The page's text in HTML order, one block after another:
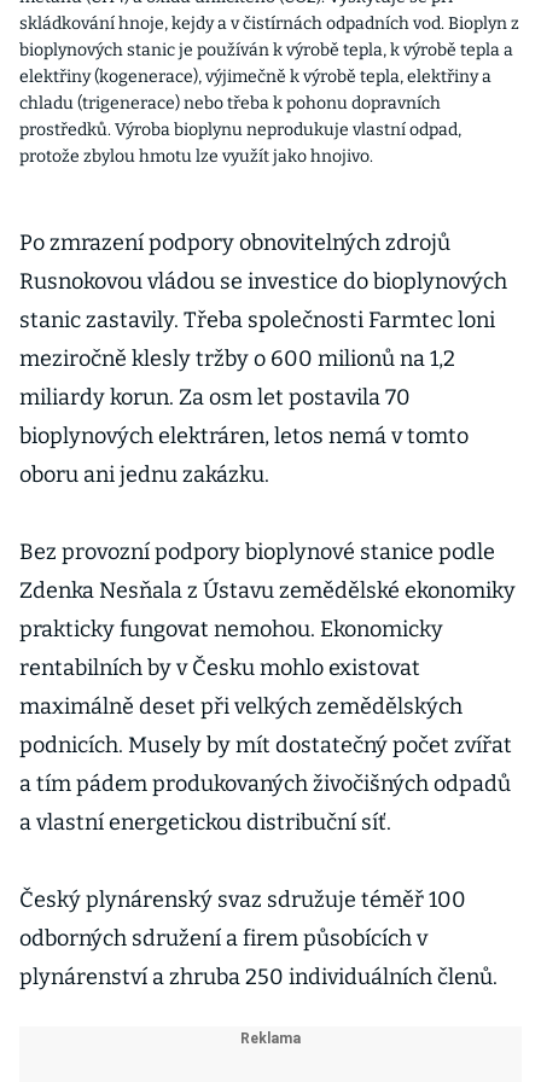
skládkování hnoje, kejdy a v čistírnách odpadních vod. Bioplyn z
bioplynových stanic je používán k výrobě tepla, k výrobě tepla a
elektřiny (kogenerace), výjimečně k výrobě tepla, elektřiny a
chladu (trigenerace) nebo třeba k pohonu dopravních
prostředků. Výroba bioplynu neprodukuje vlastní odpad,
protože zbylou hmotu lze využít jako hnojivo.
Po zmrazení podpory obnovitelných zdrojů
Rusnokovou vládou se investice do bioplynových
stanic zastavily. Třeba společnosti Farmtec loni
meziročně klesly tržby o 600 milionů na 1,2
miliardy korun. Za osm let postavila 70
bioplynových elektráren, letos nemá v tomto
oboru ani jednu zakázku.
Bez provozní podpory bioplynové stanice podle
Zdenka Nesňala z Ústavu zemědělské ekonomiky
prakticky fungovat nemohou. Ekonomicky
rentabilních by v Česku mohlo existovat
maximálně deset při velkých zemědělských
podnicích. Musely by mít dostatečný počet zvířat
a tím pádem produkovaných živočišných odpadů
a vlastní energetickou distribuční síť.
Český plynárenský svaz sdružuje téměř 100
odborných sdružení a firem působících v
plynárenství a zhruba 250 individuálních členů.